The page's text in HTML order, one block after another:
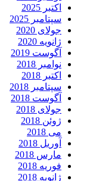
اکتبر 2025
سپتامبر 2025
جولای 2020
ژانویه 2020
آگوست 2019
نوامبر 2018
اکتبر 2018
سپتامبر 2018
آگوست 2018
جولای 2018
ژوئن 2018
می 2018
آوریل 2018
مارس 2018
فوریه 2018
ژانویه 2018